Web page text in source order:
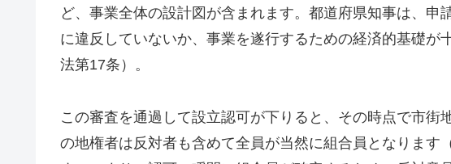
ど、事業全体の設計図が含まれます。都道府県知事は、申
に違反していないか、事業を遂行するための経済的基礎が
法第17条）。
この審査を通過して設立認可が下りると、その時点で市街
の地権者は反対者も含めて全員が当然に組合員となります